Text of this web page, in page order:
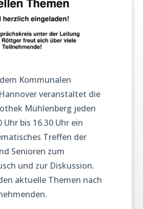
Kommunalen
veranstaltet die
Mühlenberg jeden
Uhr bis 16.30 Uhr ein
Treffen der
Senioren zum
und zur Diskussion.
aktuelle Themen nach